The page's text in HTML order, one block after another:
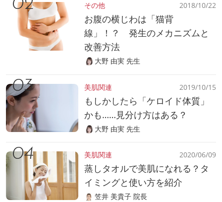
その他 2018/10/22
お腹の横じわは「猫背
線」！？ 発生のメカニズムと
改善方法
大野 由実 先生
美肌関連 2019/10/15
もしかしたら「ケロイド体質」
かも……見分け方はある？
大野 由実 先生
美肌関連 2020/06/09
蒸しタオルで美肌になれる？タ
イミングと使い方を紹介
笠井 美貴子 院長